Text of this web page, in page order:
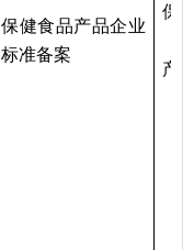
保健食品产品企业
标准备案
保
产